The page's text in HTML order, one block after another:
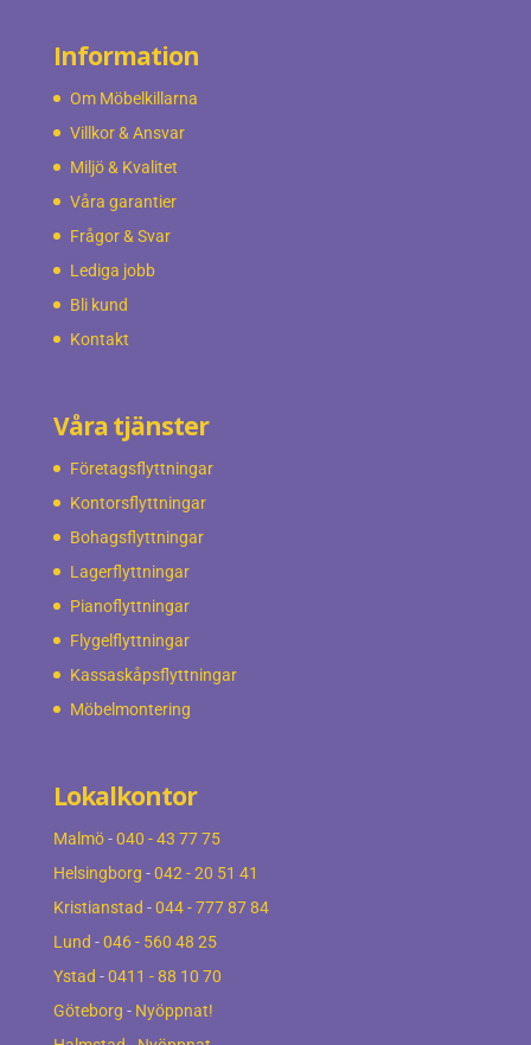
Information
Om Möbelkillarna
Villkor & Ansvar
Miljö & Kvalitet
Våra garantier
Frågor & Svar
Lediga jobb
Bli kund
Kontakt
Våra tjänster
Företagsflyttningar
Kontorsflyttningar
Bohagsflyttningar
Lagerflyttningar
Pianoflyttningar
Flygelflyttningar
Kassaskåpsflyttningar
Möbelmontering
Lokalkontor
Malmö-040 - 43 77 75
Helsingborg -042 - 20 51 41
Kristianstad -044 - 777 87 84
Lund -046 - 560 48 25
Ystad -0411 - 88 10 70
Göteborg - Nyöppnat!